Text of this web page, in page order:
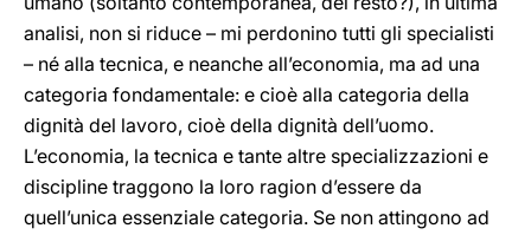
analisi, non si riduce – mi perdonino tutti gli specialisti
– né alla tecnica, e neanche all’economia, ma ad una
categoria fondamentale: e cioè alla categoria della
dignità del lavoro, cioè della dignità dell’uomo.
L’economia, la tecnica e tante altre specializzazioni e
discipline traggono la loro ragion d’essere da
quell’unica essenziale categoria. Se non attingono ad